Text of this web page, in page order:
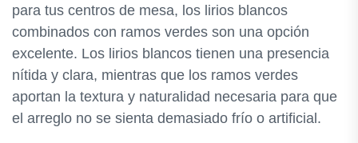
para tus centros de mesa, los lirios blancos
combinados con ramos verdes son una opción
excelente. Los lirios blancos tienen una presencia
nítida y clara, mientras que los ramos verdes
aportan la textura y naturalidad necesaria para que
el arreglo no se sienta demasiado frío o artificial.